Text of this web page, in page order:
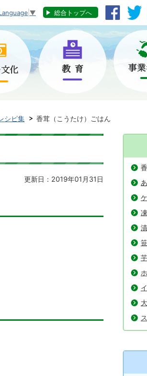
▼ 総合トップへ
シピ集 香茸（こうたけ）ごはん
更新日：2019年01月31日